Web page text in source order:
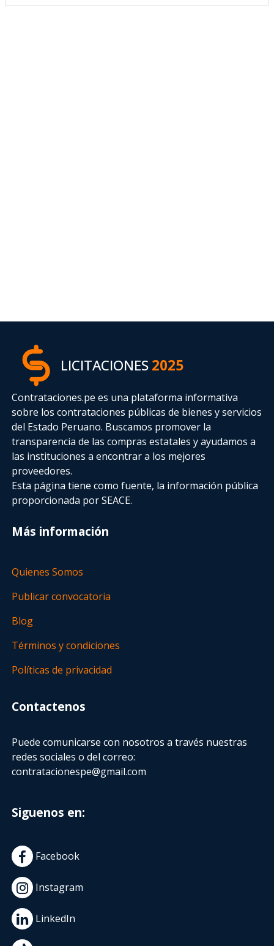
LICITACIONES2025
Contrataciones.pe es una plataforma informativa
sobre los contrataciones públicas de bienes y servicios
del Estado Peruano. Buscamos promover la
transparencia de las compras estatalesy ayudamos a
las instituciones a encontrar a los mejores
proveedores.
Esta página tiene como fuente, la información pública
proporcionada por SEACE.
Más información
Quienes Somos
Publicar convocatoria
Blog
Términos y condiciones
Políticas de privacidad
Contactenos
Puede comunicarse con nosotros a través nuestras
redes sociales o del correo:
contratacionespe@gmail.com
Siguenos en:
Facebook
Instagram
LinkedIn